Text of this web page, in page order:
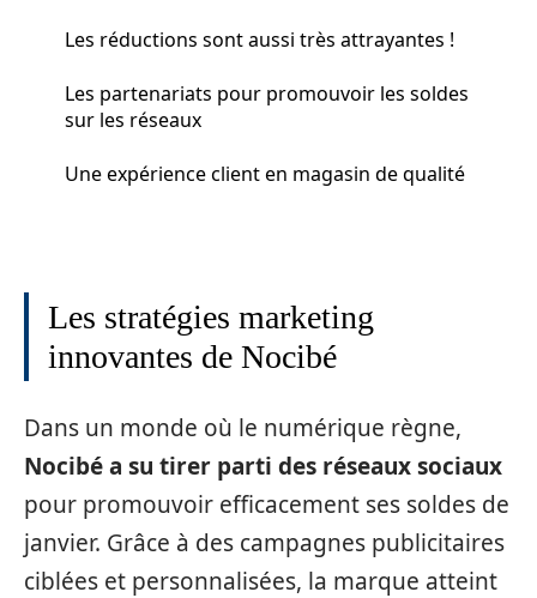
Les réductions sont aussi très attrayantes !
Les partenariats pour promouvoir les soldes
sur les réseaux
Une expérience client en magasin de qualité
Les stratégies marketing
innovantes de Nocibé
Dans un monde où le numérique règne,
Nocibé a su tirer parti des réseaux sociaux
pour promouvoir efficacement ses soldes de
janvier. Grâce à des campagnes publicitaires
ciblées et personnalisées, la marque atteint